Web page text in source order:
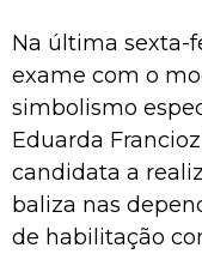
Na última sexta-
exame com o
simbolismo
Eduarda
candidata a
baliza nas
de habilitação